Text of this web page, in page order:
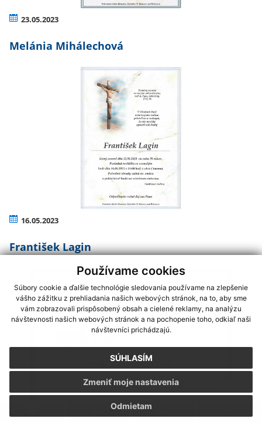
Používame cookies
Súbory cookie a ďalšie technológie sledovania používame na zlepšenie
vášho zážitku z prehliadania našich webových stránok, na to, aby sme
vám zobrazovali prispôsobený obsah a cielené reklamy, na analýzu
návštevnosti našich webových stránok a na pochopenie toho, odkiaľ naši
návštevníci prichádzajú.
SÚHLASÍM
Odmietam
Zmeniť moje nastavenia
23.05.2023
Melánia Mihálechová
16.05.2023
František Lagin